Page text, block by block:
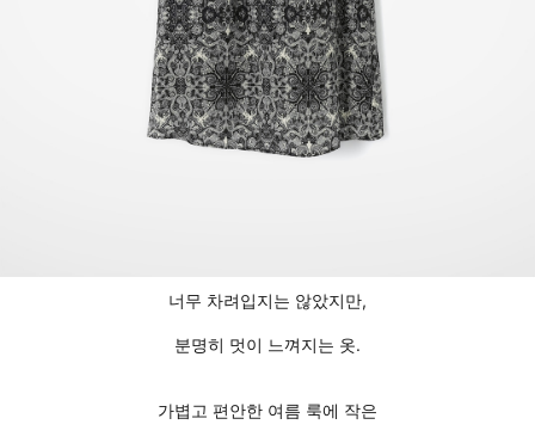
너무 차려입지는 않았지만,
분명히 멋이 느껴지는 옷.
가볍고 편안한 여름 룩에 작은